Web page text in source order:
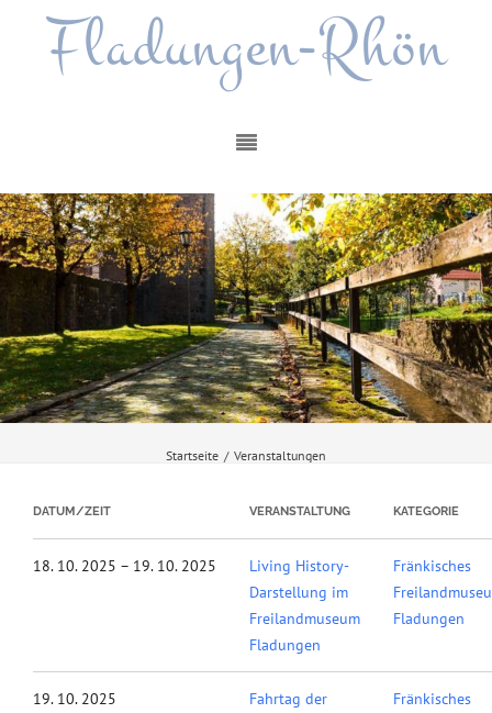
Fladungen-Rhön
Startseite / Veranstaltungen
DATUM/ZEIT VERANSTALTUNG KATEGORIE
18. 10. 2025 – 19. 10. 2025
Living History-
Darstellung im
Freilandmuseum
Fladungen
Fränkisches
Fladungen
19. 10. 2025
Fahrtag der
Fränkisches